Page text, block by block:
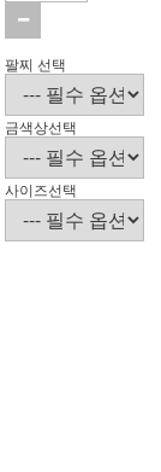
팔찌 선택
금색상선택
사이즈선택